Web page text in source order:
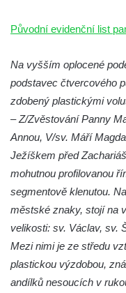
Strupčicích (dnes kříž)
Strupčicích
Sloup Panny Marie
Socha svatého
Ředhošti
Sloup svatého
Postoloprtech
Sloup Panny Marie
Sloup s kaplicí (boží
Podještědí –
dvora
Původní evidenční list
Na vyšším oplocené
podstavec čtvercového
zdobený plastickými
– Z/Zvěstování Panny
Annou, V/sv. Máří
Ježíškem před
mohutnou profilovanou
segmentově klenutou.
městské znaky, stojí na
velikosti: sv. Václav, sv.
Mezi nimi je ze středu
plastickou výzdobou,
andílků nesoucích v